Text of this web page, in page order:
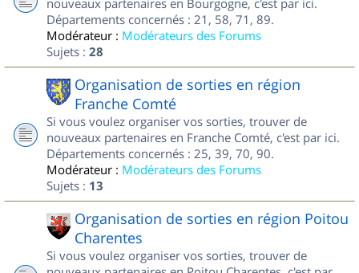
nouveaux partenaires en Bourgogne, c'est par ici.
Départements concernés : 21, 58, 71, 89.
Modérateur : Modérateurs des Forums
Sujets : 28
Organisation de sorties en région
Franche Comté
Si vous voulez organiser vos sorties, trouver de
nouveaux partenaires en Franche Comté, c'est par ici.
Départements concernés : 25, 39, 70, 90.
Modérateur : Modérateurs des Forums
Sujets : 13
Organisation de sorties en région Poitou
Charentes
Si vous voulez organiser vos sorties, trouver de